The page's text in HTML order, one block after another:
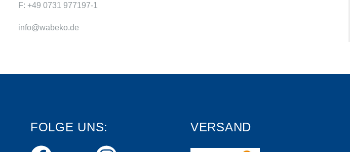
F: +49 0731 977197-1
info@wabeko.de
FOLGE UNS: VERSAND